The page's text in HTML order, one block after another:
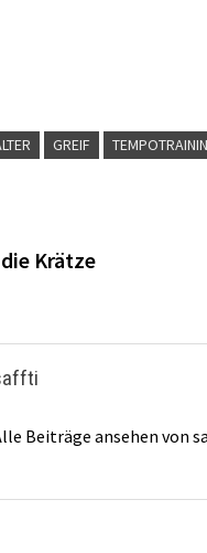
GREIF
Krätze
Beiträge ansehen von